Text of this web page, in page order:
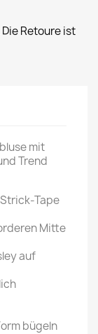
Retoure ist
mit
Trend
Tape
Mitte
auf
bügeln